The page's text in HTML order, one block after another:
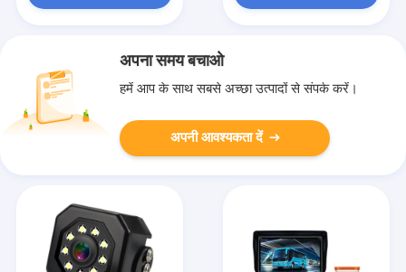
अपना समय बचाओ
हमें आप के साथ सबसे अच्छा उत्पादों से संपर्क करें।
अपनी आवश्यकता दें